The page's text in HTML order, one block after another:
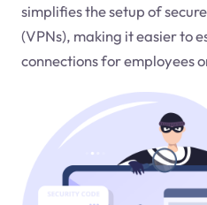
simplifies the setup of
(VPNs), making it easier to
connections for employees